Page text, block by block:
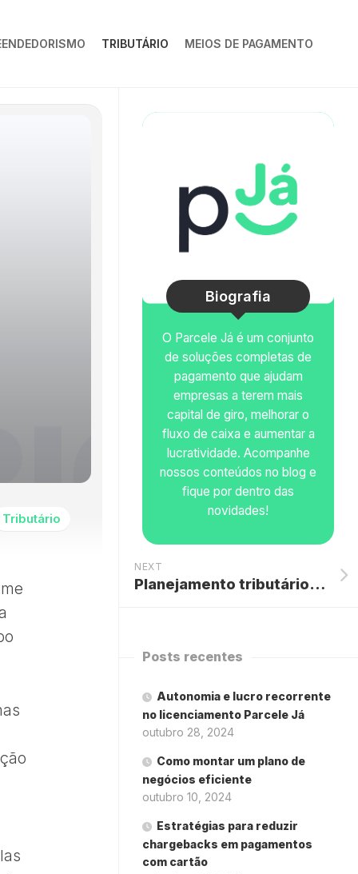
TRIBUTÁRIO MEIOS DE PAGAMENTO
Tributário
Biografia
O Parcele Já é um conjunto
de soluções completas de
pagamento que ajudam
empresas a terem mais
capital de giro, melhorar o
fluxo de caixa e aumentar a
lucratividade. Acompanhe
nossos conteúdos no blog e
fique por dentro das
novidades!
NEXT
Planejamento tributário: como reduzir custos e aumentar a rentabilidade do negócio
Posts recentes
Autonomia e lucro recorrente
no licenciamento Parcele Já
outubro 28, 2024
Como montar um plano de
negócios eficiente
outubro 10, 2024
Estratégias para reduzir
chargebacks em pagamentos
com cartão